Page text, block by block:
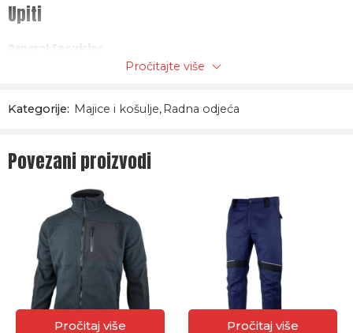
Upiti
General Enquiries
There are no enquiries yet.Pročitajte više
Kategorije: Majice i košulje, Radna odjeća
Povezani proizvodi
Pročitaj više Pročitaj više